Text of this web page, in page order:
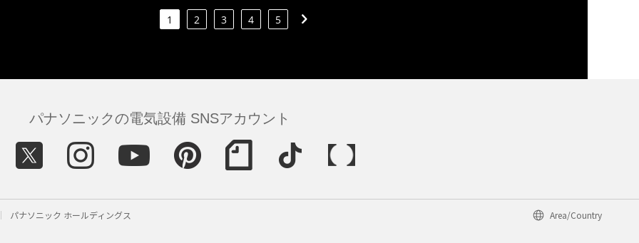
1 2 3 4 5
パナソニックの電気設備 SNSアカウント
パナソニック ホールディングス Area/Country